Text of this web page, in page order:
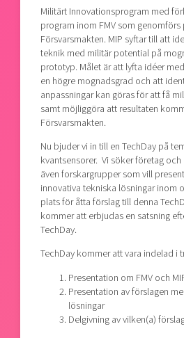
Militärt Innovationsprogram med
program inom FMV som
Försvarsmakten. MIP syftar till att
teknik med militär potential på
prototyp. Målet är att lyfta idéer
en högre mognadsgrad och att
anpassningar kan göras för att få
samt möjliggöra att resultaten
Försvarsmakten.
Nu bjuder vi in till en TechDay på
kvantsensorer. Vi söker företag
även forskargrupper som vill
innovativa tekniska lösningar inom
plats för åtta förslag till denna
kommer att erbjudas en satsning
TechDay.
TechDay kommer att vara indelad i
Presentation om FMV och
Presentation av förslagen
lösningar
Delgivning av vilken(a)